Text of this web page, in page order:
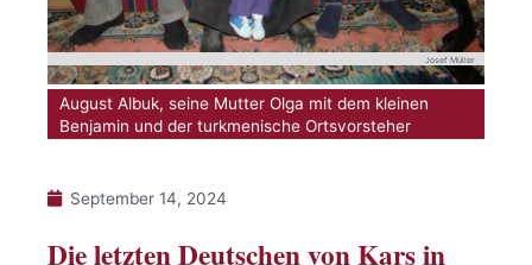
Josef Müller
August Albuk, seine Mutter Olga mit dem kleinen
Benjamin und der turkmenische Ortsvorsteher
September 14, 2024
Die letzten Deutschen von Kars in